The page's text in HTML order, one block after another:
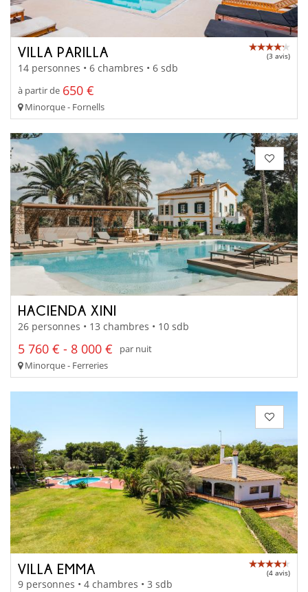
VILLA PARILLA (3 avis)
14 personnes • 6 chambres • 6 sdb
à partir de 650 €
Minorque - Fornells
HACIENDA XINI
26 personnes • 13 chambres • 10 sdb
5 760 € - 8 000 €
par nuit
Minorque - Ferreries
VILLA EMMA (4 avis)
9 personnes • 4 chambres • 3 sdb